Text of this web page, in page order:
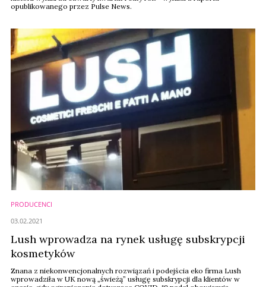
opublikowanego przez Pulse News.
PRODUCENCI
Lush wprowadza na rynek usługę subskrypcji
kosmetyków
Znana z niekonwencjonalnych rozwiązań i podejścia eko firma Lush
wprowadziła w UK nową „świeżą” usługę subskrypcji dla klientów w
03.02.2021